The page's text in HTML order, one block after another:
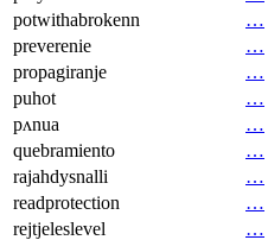
potwithabrokenn
…
preverenie
…
propagiranje
…
puhot
…
pʌnua
…
quebramiento
…
rajahdysnalli
…
readprotection
…
rejtjeleslevel
…